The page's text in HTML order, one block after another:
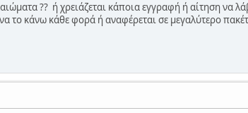
?? ή χρειάζεται κάποια εγγραφή ή αίτηση να
το κάνω κάθε φορά ή αναφέρεται σε μεγαλύτερο